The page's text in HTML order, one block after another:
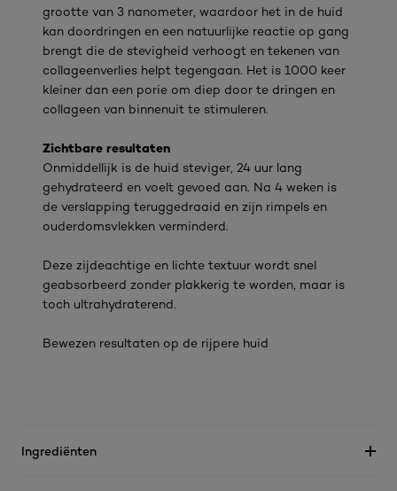
grootte van 3 nanometer, waardoor het in de huid
kan doordringen en een natuurlijke reactie op gang
brengt die de stevigheid verhoogt en tekenen van
collageenverlies helpt tegengaan. Het is 1000 keer
kleiner dan een porie om diep door te dringen en
collageen van binnenuit te stimuleren.
Zichtbare resultaten
Onmiddellijk is de huid steviger, 24 uur lang
gehydrateerd en voelt gevoed aan. Na 4 weken is
de verslapping teruggedraaid en zijn rimpels en
ouderdomsvlekken verminderd.
Deze zijdeachtige en lichte textuur wordt snel
geabsorbeerd zonder plakkerig te worden, maar is
toch ultrahydraterend.
Bewezen resultaten op de rijpere huid
Ingrediënten